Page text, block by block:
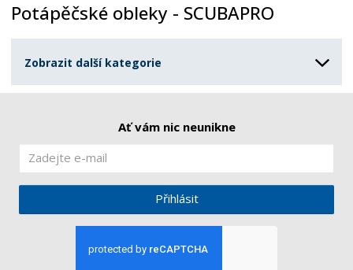
d
a
d
s
t
a
Potápěčské obleky - SCUBAPRO
Zobrazit další kategorie
Ať vám nic neunikne
Přihlásit